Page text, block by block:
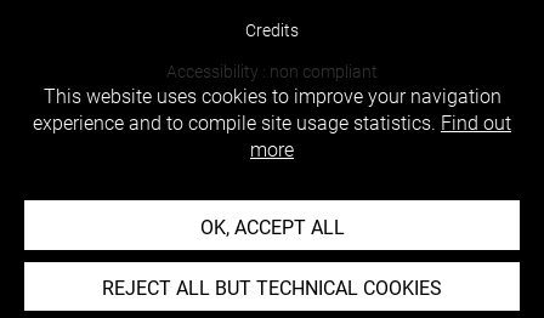
Credits
Accessibility : non compliant
This website uses cookies to improve your navigation
experience and to compile site usage statistics. Find out
more
OK, ACCEPT ALL
REJECT ALL BUT TECHNICAL COOKIES